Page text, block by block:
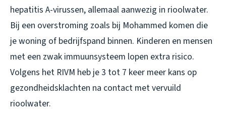
hepatitis A-virussen, allemaal aanwezig in rioolwater.
Bij een overstroming zoals bij Mohammed komen die
je woning of bedrijfspand binnen. Kinderen en mensen
met een zwak immuunsysteem lopen extra risico.
Volgens het RIVM heb je 3 tot 7 keer meer kans op
gezondheidsklachten na contact met vervuild
rioolwater.